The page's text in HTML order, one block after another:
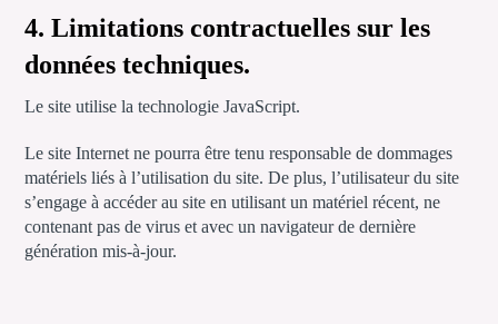
4. Limitations contractuelles sur les
données techniques.
Le site utilise la technologie JavaScript.
Le site Internet ne pourra être tenu responsable de dommages
matériels liés à l’utilisation du site. De plus, l’utilisateur du site
s’engage à accéder au site en utilisant un matériel récent, ne
contenant pas de virus et avec un navigateur de dernière
génération mis-à-jour.